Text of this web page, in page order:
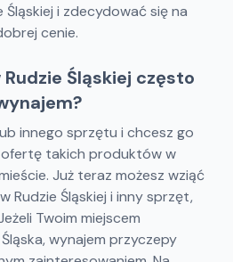
i zdecydować się na
cenie.
Śląskiej często
innego sprzętu i chcesz go
takich produktów w
Już teraz możesz wziąć
Rudzie Śląskiej i inny sprzęt,
Twoim miejscem
wynajem przyczepy